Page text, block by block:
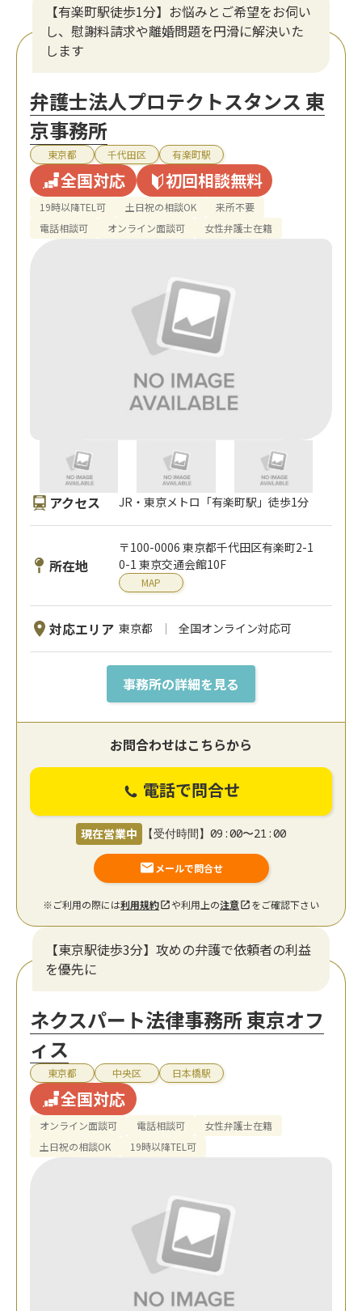
【有楽町駅徒歩1分】お悩みとご希望をお伺い
し、慰謝料請求や離婚問題を円滑に解決いた
します
弁護士法人プロテクトスタンス 東
京事務所
東京都 千代田区 有楽町駅
全国対応 初回相談無料
19時以降TEL可 土日祝の相談OK
来所不要
電話相談可
オンライン面談可 女性弁護士在籍
アクセス JR・東京メトロ「有楽町駅」徒歩1分
所在地
〒100-0006 東京都千代田区有楽町2-1
0-1 東京交通会館10F
MAP
対応エリア 東京都 全国オンライン対応可
事務所の詳細を見る
お問合わせはこちらから
電話で問合せ
現在営業中 【受付時間】09:00〜21:00
メールで問合せ
※ご利用の際には利用規約 や利用上の注意 をご確認下さい
【東京駅徒歩3分】攻めの弁護で依頼者の利益
を優先に
ネクスパート法律事務所 東京オフ
ィス
東京都 中央区 日本橋駅
全国対応
オンライン面談可 電話相談可
女性弁護士在籍
土日祝の相談OK
19時以降TEL可